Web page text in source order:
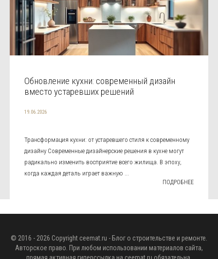
Обновление кухни: современный дизайн
вместо устаревших решений
19.06.2026
Трансформация кухни: от устаревшего стиля к современному
дизайну Современные дизайнерские решения в кухне могут
радикально изменить восприятие всего жилища. В эпоху,
когда каждая деталь играет важную ...
ПОДРОБНЕЕ
© 2016 - 2026 Copyright ceemat.ru - Блог о строительстве и ремонте.
Авторское право. При любом использовании материалов сайта,